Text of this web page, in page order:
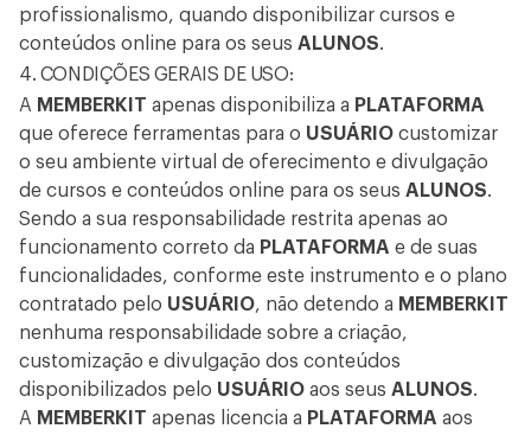
profissionalismo, quando disponibilizar cursos e
conteúdos online para os seus ALUNOS.
4. CONDIÇÕES GERAIS DE USO:
A MEMBERKIT apenas disponibiliza a PLATAFORMA
que oferece ferramentas para o USUÁRIO customizar
o seu ambiente virtual de oferecimento e divulgação
de cursos e conteúdos online para os seus ALUNOS.
Sendo a sua responsabilidade restrita apenas ao
funcionamento correto da PLATAFORMA e de suas
funcionalidades, conforme este instrumento e o plano
contratado pelo USUÁRIO, não detendo a MEMBERKIT
nenhuma responsabilidade sobre a criação,
customização e divulgação dos conteúdos
disponibilizados pelo USUÁRIO aos seus ALUNOS.
A MEMBERKIT apenas licencia a PLATAFORMA aos